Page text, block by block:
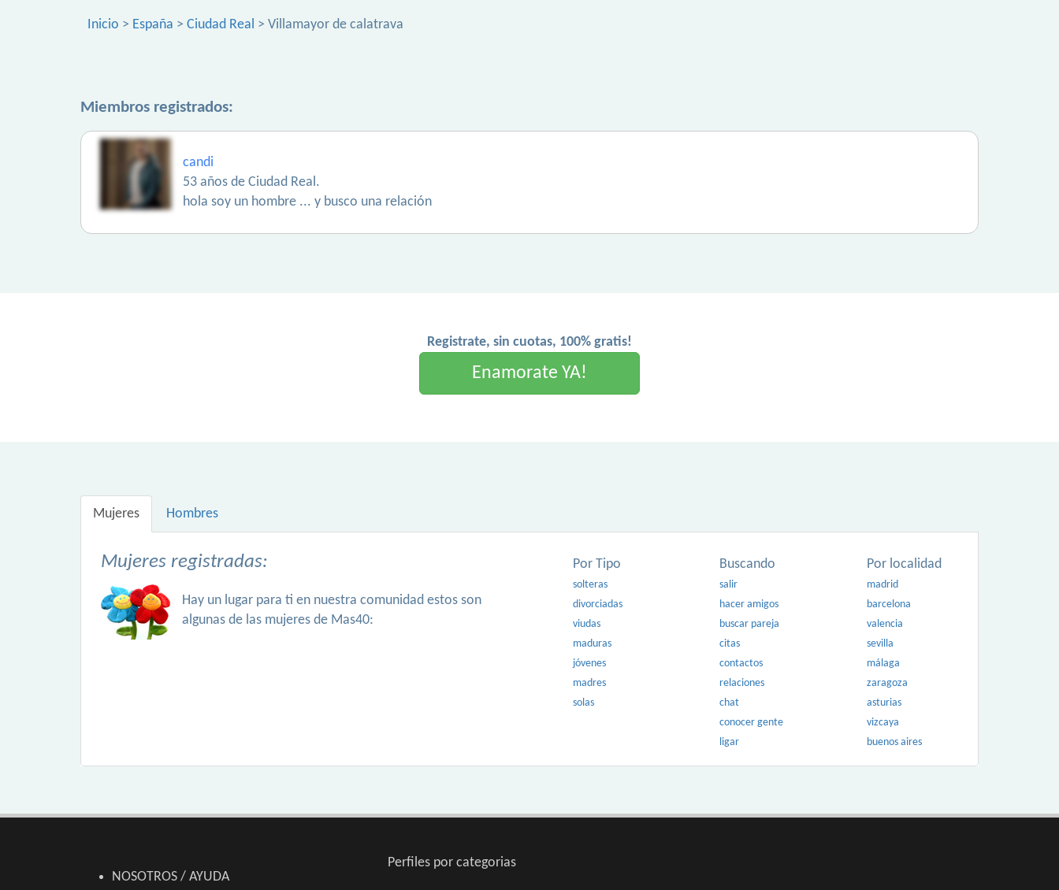
Inicio > España > Ciudad Real > Villamayor de calatrava
Miembros registrados:
candi
53 años de Ciudad Real.
hola soy un hombre ... y busco una relación
Registrate, sin cuotas, 100% gratis!
Enamorate YA!
Mujeres Hombres
Mujeres registradas:
Hay un lugar para ti en nuestra comunidad estos son
algunas de las mujeres de Mas40:
Por Tipo
solteras
divorciadas
viudas
maduras
jóvenes
madres
solas
Buscando
salir
hacer amigos
buscar pareja
citas
contactos
relaciones
chat
conocer gente
ligar
Por localidad
madrid
barcelona
valencia
sevilla
málaga
zaragoza
asturias
vizcaya
buenos aires
NOSOTROS / AYUDA
Perfiles por categorias